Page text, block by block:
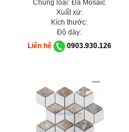
Chủng loại: Đá Mosaic
Xuất xứ:
Kích thước:
Độ dày:
Liên hệ
0903.930.126